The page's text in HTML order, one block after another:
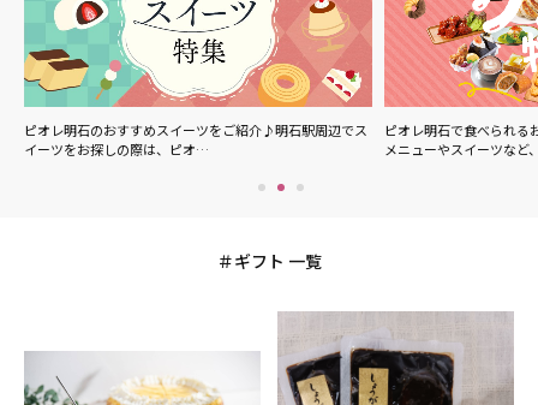
ピオレ明石のおすすめスイーツをご紹介♪明石駅周辺でス
イーツをお探しの際は、ピオ…
ピオレ明石で食べられる
メニューやスイーツなど
ギフト 一覧